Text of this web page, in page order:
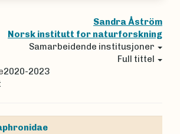
Sandra Åström
Norsk institutt for naturforskning
Samarbeidende institusjoner
Full tittel
2020-2023